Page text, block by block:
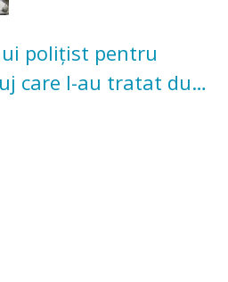
polițist pentru
care l-au tratat după